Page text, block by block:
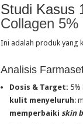
Studi Kasus
Collagen
Ini adalah produk yang
Analisis
Dosis & Target: 5%
kulit menyeluruh:
memperbaiki skin